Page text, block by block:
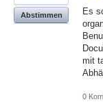
Es
mit
Abstimmen
0